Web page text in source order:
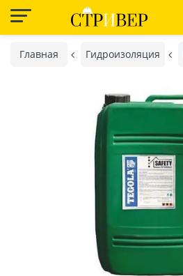
Главная Гидроизоляция